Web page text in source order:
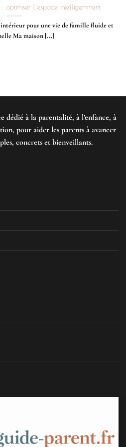
l’espace intelligemment
intérieur pour une vie de famille fluide et
Ma maison [...]
dédié à la parentalité, à l’enfance, à
pour aider les parents à avancer
concrets et bienveillants.